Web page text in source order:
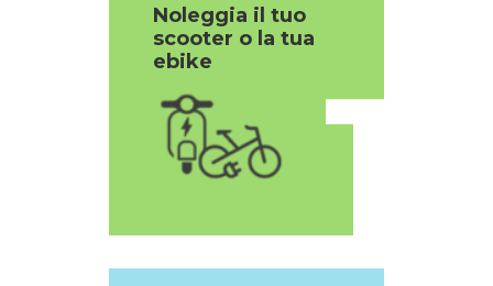
1
Noleggia il tuo
scooter o la tua
ebike